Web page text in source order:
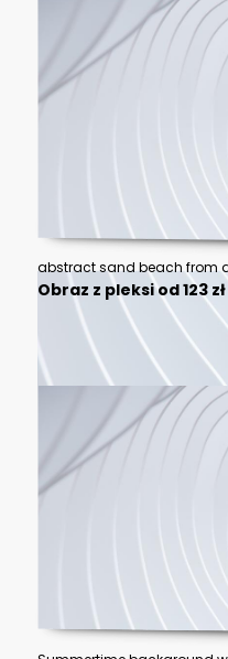
Obraz z pleksi od 123 zł